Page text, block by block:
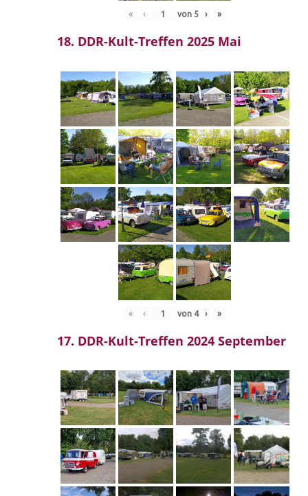
« ‹ von 5 › »
18. DDR-Kult-Treffen 2025 Mai
« ‹ von 4 › »
17. DDR-Kult-Treffen 2024 September